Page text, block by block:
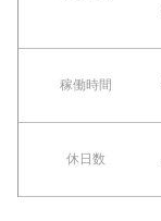
稼働時間
休日数